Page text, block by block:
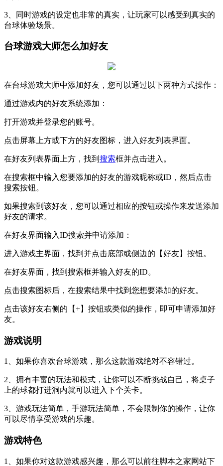
3、同时游戏的设定也非常的真实，让玩家可以感受到真实的
台球体验场景。
台球游戏大师怎么加好友
在台球游戏大师中添加好友，您可以通过以下两种方式操作：
通过游戏内的好友系统添加：
打开游戏并登录您的账号。
点击屏幕上方或下方的好友图标，进入好友列表界面。
在好友列表界面上方，找到 搜索框并点击进入。
在搜索框中输入您要添加的好友的游戏昵称或ID，然后点击
搜索按钮。
如果搜索到该好友，您可以通过相应的按钮或操作来发送添加
好友的请求。
在好友界面输入ID搜索并申请添加：
进入游戏主界面，找到并点击底部或侧边的【好友】按钮。
在好友界面，找到搜索框并输入好友的ID。
点击搜索图标后，在搜索结果中找到您想要添加的好友。
点击该好友右侧的【+】按钮或类似的操作，即可申请添加好
友。
游戏说明
1、如果你喜欢台球游戏，那么这款游戏绝对不容错过。
2、拥有丰富的玩法和模式，让你可以不断挑战自己，将桌子
上的球都打进洞内就可以进入下个关卡。
3、游戏玩法简单，手游玩法简单，不会限制你的操作，让你
可以尽情享受游戏的乐趣。
游戏特色
1、如果你对这款游戏感兴趣，那么可以前往脚本之家网站下